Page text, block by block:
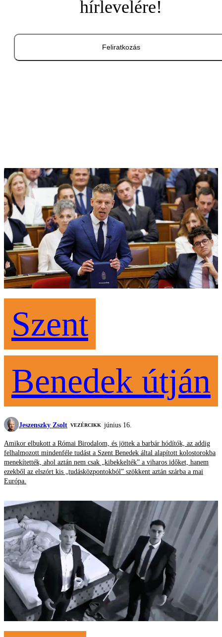
hírlevelére!
Feliratkozás
Szent
Benedek útján
Jeszenszky Zsolt VEZÉRCIKK június 16.
Amikor elbukott a Római Birodalom, és jöttek a barbár hódítók, az addig
felhalmozott mindenféle tudást a Szent Benedek által alapított kolostorokba
menekítették, ahol aztán nem csak „kibekkelték” a viharos időket, hanem
ezekből az elszórt kis „tudásközpontokból” szökkent aztán szárba a mai
Európa.